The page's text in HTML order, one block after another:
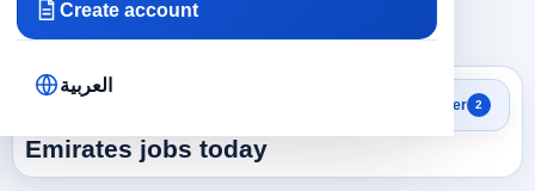
Create account
العربية
Search results
Emirates jobs today
Filter 2